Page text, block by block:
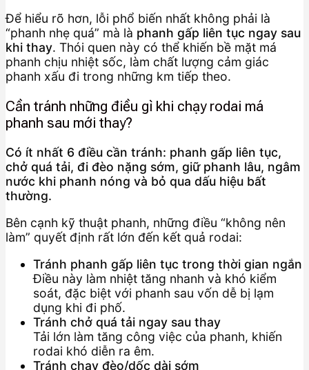
Để hiểu rõ hơn, lỗi phổ biến nhất không phải là
“phanh nhẹ quá” mà là phanh gấp liên tục ngay sau
khi thay. Thói quen này có thể khiến bề mặt má
phanh chịu nhiệt sốc, làm chất lượng cảm giác
phanh xấu đi trong những km tiếp theo.
Cần tránh những điều gì khi chạy rodai má
phanh sau mới thay?
Có ít nhất 6 điều cần tránh: phanh gấp liên tục,
chở quá tải, đi đèo nặng sớm, giữ phanh lâu, ngâm
nước khi phanh nóng và bỏ qua dấu hiệu bất
thường.
Bên cạnh kỹ thuật phanh, những điều “không nên
làm” quyết định rất lớn đến kết quả rodai:
Tránh phanh gấp liên tục trong thời gian ngắn
Điều này làm nhiệt tăng nhanh và khó kiểm
soát, đặc biệt với phanh sau vốn dễ bị lạm
dụng khi đi phố.
Tránh chở quá tải ngay sau thay
Tải lớn làm tăng công việc của phanh, khiến
rodai khó diễn ra êm.
Tránh chạy đèo/dốc dài sớm